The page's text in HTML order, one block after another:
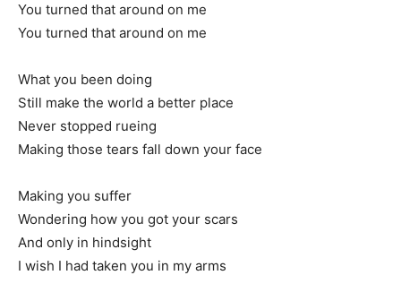
You turned that around on me
You turned that around on me
What you been doing
Still make the world a better place
Never stopped rueing
Making those tears fall down your face
Making you suffer
Wondering how you got your scars
And only in hindsight
I wish I had taken you in my arms